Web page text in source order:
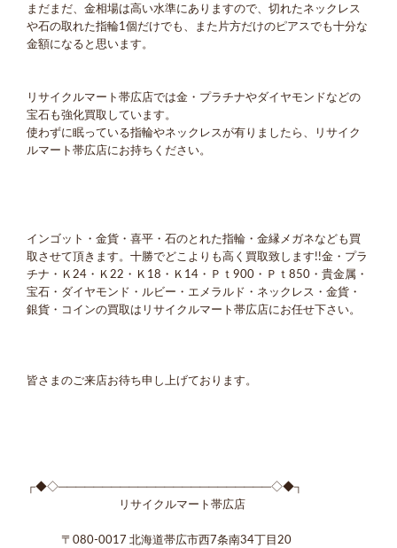
まだまだ、金相場は高い水準にありますので、切れたネックレス
や石の取れた指輪1個だけでも、また片方だけのピアスでも十分な
金額になると思います。
リサイクルマート帯広店では金・プラチナやダイヤモンドなどの
宝石も強化買取しています。
使わずに眠っている指輪やネックレスが有りましたら、リサイク
ルマート帯広店にお持ちください。
インゴット・金貨・喜平・石のとれた指輪・金縁メガネなども買
取させて頂きます。十勝でどこよりも高く買取致します!!金・プラ
チナ・Ｋ24・Ｋ22・Ｋ18・Ｋ14・Ｐｔ900・Ｐｔ850・貴金属・
宝石・ダイヤモンド・ルビー・エメラルド・ネックレス・金貨・
銀貨・コインの買取はリサイクルマート帯広店にお任せ下さい。
皆さまのご来店お待ち申し上げております。
┌◆◇────────────────────────◇◆┐
リサイクルマート帯広店
〒080-0017 北海道帯広市西7条南34丁目20